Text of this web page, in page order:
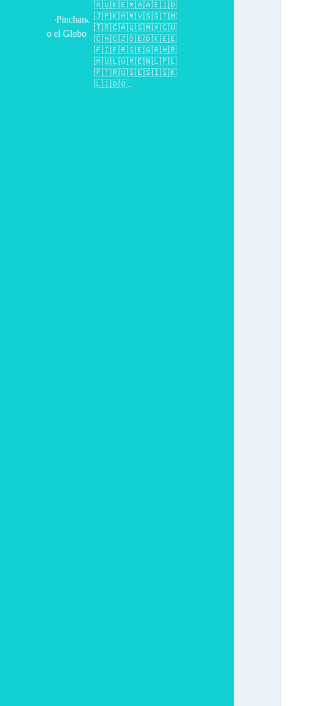
🇦🇺🇰🇪🇲🇦🇦🇪🇮🇩
🇯🇵🇰🇭🇲🇻🇸🇬🇹🇭
🇹🇷🇨🇦🇺🇸🇲🇽🇨🇺
🇨🇭🇨🇿🇩🇪🇩🇰🇪🇪
🇫🇮🇫🇷🇬🇪🇬🇷🇭🇷
🇭🇺🇱🇺🇲🇪🇳🇱🇵🇱
🇵🇹🇷🇺🇸🇪🇸🇮🇸🇰
🇱🇮🇩🇴..